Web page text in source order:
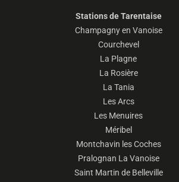
Stations de Tarentaise
Champagny en Vanoise
Courchevel
La Plagne
La Rosière
La Tania
Les Arcs
Les Menuires
Méribel
Montchavin les Coches
Pralognan La Vanoise
Saint Martin de Belleville